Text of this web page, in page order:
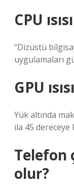
CPU
“Dizüstü
uygulamaları
GPU
Yük altında
ila 45 dereceye
Telefon
olur?